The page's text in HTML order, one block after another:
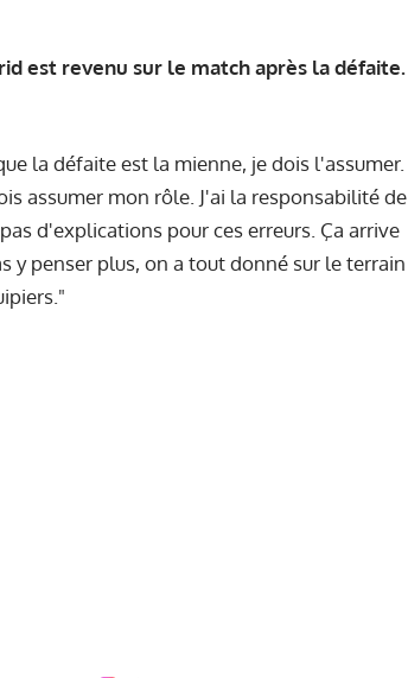
est revenu sur le match après la défaite.
la défaite est la mienne, je dois l'assumer.
assumer mon rôle. J'ai la responsabilité de
d'explications pour ces erreurs. Ça arrive
y penser plus, on a tout donné sur le terrain